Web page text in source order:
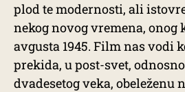
plod te modernosti, ali
nekog novog vremena, onog
avgusta 1945. Film nas vodi
prekida, u post-svet,
dvadesetog veka, obeleženu